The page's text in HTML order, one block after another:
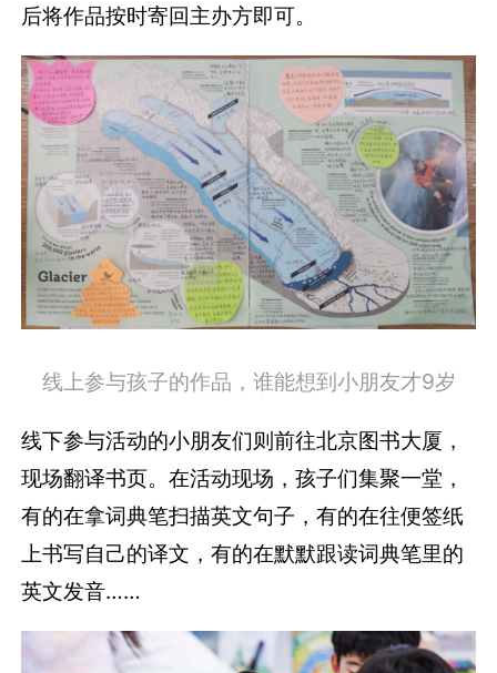
后将作品按时寄回主办方即可。
线上参与孩子的作品，谁能想到小朋友才9岁
线下参与活动的小朋友们则前往北京图书大厦，
现场翻译书页。在活动现场，孩子们集聚一堂，
有的在拿词典笔扫描英文句子，有的在往便签纸
上书写自己的译文，有的在默默跟读词典笔里的
英文发音……